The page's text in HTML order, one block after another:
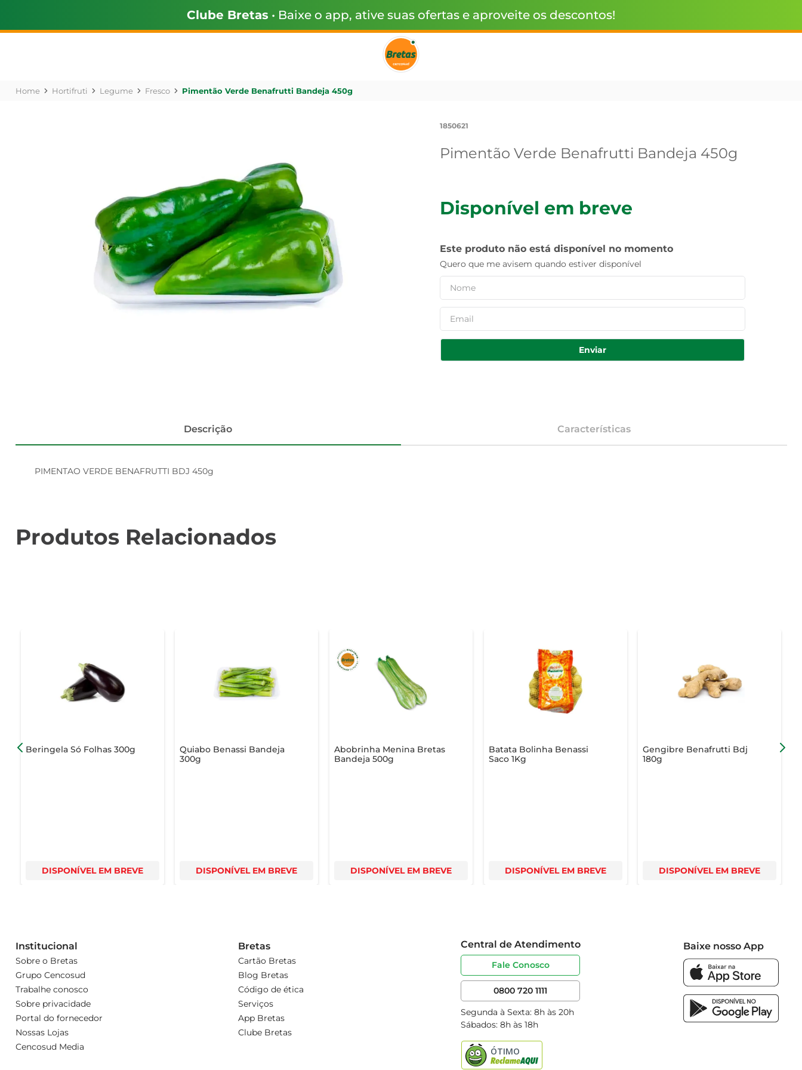
Clube Bretas • Baixe o app, ative suas ofertas e aproveite os descontos!
Hortifruti Legume Fresco Pimentão Verde Benafrutti Bandeja 450g
1850621
Pimentão Verde Benafrutti Bandeja 450g
Disponível em breve
Este produto não está disponível no momento
Quero que me avisem quando estiver disponível
Enviar
Descrição Características
PIMENTAO VERDE BENAFRUTTI BDJ 450g
Produtos Relacionados
Beringela Só Folhas 300g
DISPONÍVEL EM BREVE
Quiabo Benassi Bandeja
300g
DISPONÍVEL EM BREVE
Abobrinha Menina Bretas
Bandeja 500g
DISPONÍVEL EM BREVE
Batata Bolinha Benassi
Saco 1Kg
DISPONÍVEL EM BREVE
Gengibre Benafrutti Bdj
180g
DISPONÍVEL EM BREVE
Institucional
Sobre o Bretas
Grupo Cencosud
Trabalhe conosco
Sobre privacidade
Portal do fornecedor
Nossas Lojas
Cencosud Media
Bretas
Cartão Bretas
Blog Bretas
Código de ética
Serviços
App Bretas
Clube Bretas
Central de Atendimento
Fale Conosco
0800 720 1111
Segunda à Sexta: 8h às 20h
Sábados: 8h às 18h
Baixe nosso App